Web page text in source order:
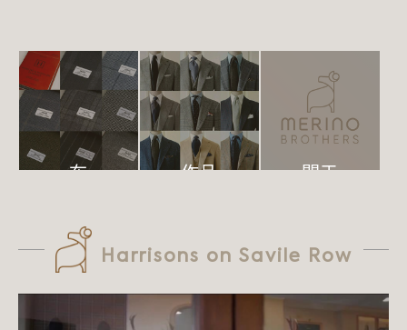
布
作品
關于
Harrisons on Savile Row